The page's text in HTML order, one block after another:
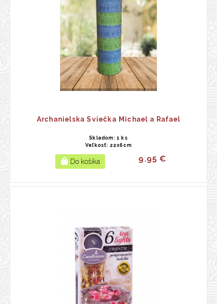
Archanielska Sviečka Michael a Rafael
Skladom: 1 ks
Veľkosť: 22x6cm
9.95 €